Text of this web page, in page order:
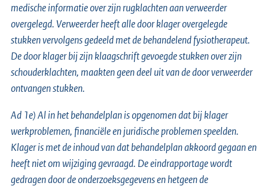
medische informatie over zijn rugklachten aan verweerder
overgelegd. Verweerder heeft alle door klager overgelegde
stukken vervolgens gedeeld met de behandelend fysiotherapeut.
De door klager bij zijn klaagschrift gevoegde stukken over zijn
schouderklachten, maakten geen deel uit van de door verweerder
ontvangen stukken.
Ad 1e) Al in het behandelplan is opgenomen dat bij klager
werkproblemen, financiële en juridische problemen speelden.
Klager is met de inhoud van dat behandelplan akkoord gegaan en
heeft niet om wijziging gevraagd. De eindrapportage wordt
gedragen door de onderzoeksgegevens en hetgeen de